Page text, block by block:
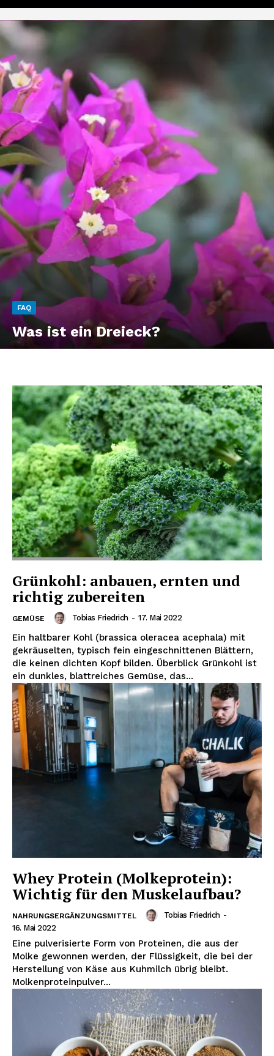
Erhalte unseren
kostenlosen Newsletter
FAQ
Was ist ein Dreieck?
Grünkohl: anbauen, ernten und
richtig zubereiten
GEMÜSE Tobias Friedrich - 17. Mai 2022
Ein haltbarer Kohl (brassica oleracea acephala) mit
gekräuselten, typisch fein eingeschnittenen Blättern,
die keinen dichten Kopf bilden. Überblick Grünkohl ist
ein dunkles, blattreiches Gemüse, das...
Whey Protein (Molkeprotein):
Wichtig für den Muskelaufbau?
NAHRUNGSERGÄNZUNGSMITTEL Tobias Friedrich -
16. Mai 2022
Eine pulverisierte Form von Proteinen, die aus der
Molke gewonnen werden, der Flüssigkeit, die bei der
Herstellung von Käse aus Kuhmilch übrig bleibt.
Molkenproteinpulver...